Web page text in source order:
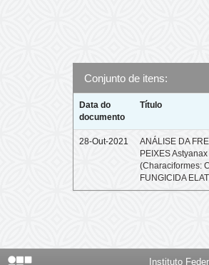
Conjunto de itens:
Data do
documento
Título
28-Out-2021
ANÁLISE DA
PEIXES
(Characiformes:
FUNGICIDA
Instituto